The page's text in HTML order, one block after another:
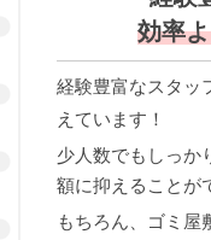
効率
経験豊富なスタッ
えています！
少人数でもしっか
額に抑えることが
もちろん、ゴミ屋